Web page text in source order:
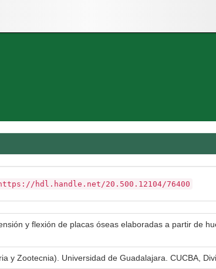
hdl.handle.net/20.500.12104/76400
y flexión de placas óseas elaboradas a partir de
y Zootecnia). Universidad de Guadalajara. CUCBA,